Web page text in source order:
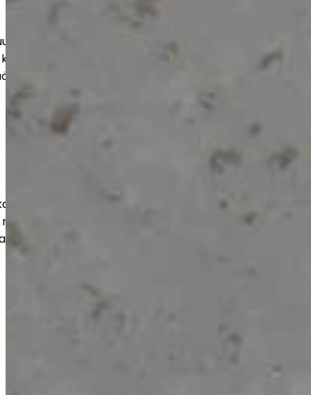
varastoihin ja suuriin tiloihin.
mukaan, jotta lopputulos
aikaa.
julkisille toimijoille luotettavasti ja
Huomioimme tilojen
pitkän käyttöiän.